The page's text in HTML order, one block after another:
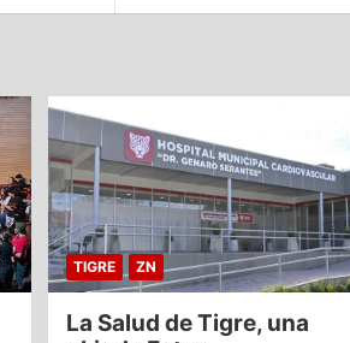
TIGRE ZN
La Salud de Tigre, una